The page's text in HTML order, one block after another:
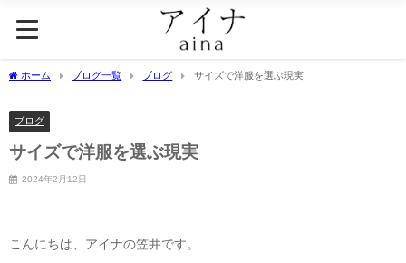
ホーム ブログ一覧 ブログ サイズで洋服を選ぶ現実
ブログ
サイズで洋服を選ぶ現実
2024年2月12日
こんにちは、アイナの笠井です。